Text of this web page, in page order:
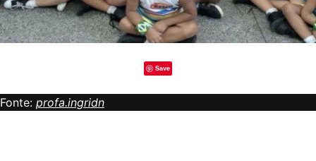
Save
Fonte: profa.ingridn